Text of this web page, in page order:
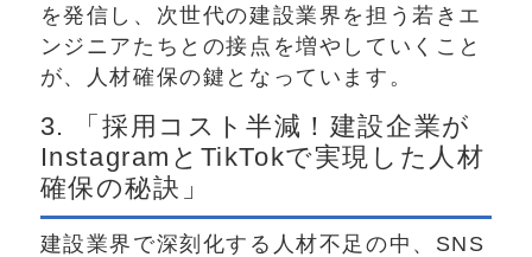
を発信し、次世代の建設業界を担う若きエ
ンジニアたちとの接点を増やしていくこと
が、人材確保の鍵となっています。
3. 「採用コスト半減！建設企業が
InstagramとTikTokで実現した人材
確保の秘訣」
建設業界で深刻化する人材不足の中、SNS